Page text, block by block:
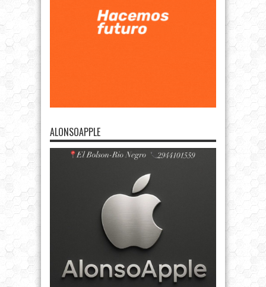
ALONSOAPPLE